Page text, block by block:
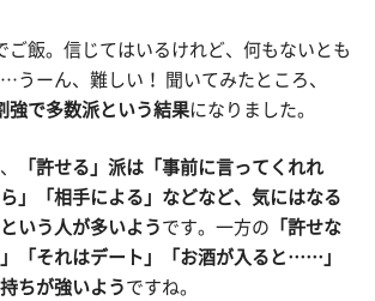
ご飯。信じてはいるけれど、何もないとも
ーん、難しい！ 聞いてみたところ、
強で多数派という結果になりました。
「許せる」派は「事前に言ってくれれ
」「相手による」などなど、気にはなる
いう人が多いよう です。一方の 「許せな
「それはデート」「お酒が入ると……」
ちが強いよう ですね。